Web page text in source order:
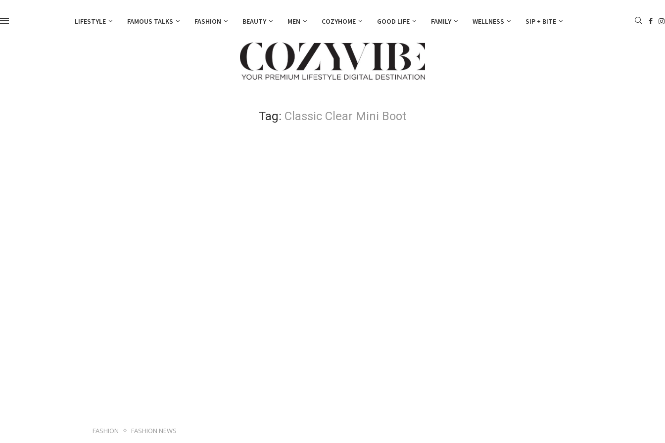
LIFESTYLE FAMOUS TALKS FASHION BEAUTY MEN COZYHOME GOOD LIFE FAMILY WELLNESS SIP + BITE
Tag: Classic Clear Mini Boot
FASHION FASHION NEWS